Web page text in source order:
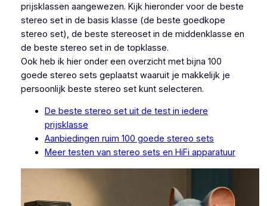
prijsklassen aangewezen. Kijk hieronder voor de beste
stereo set in de basis klasse (de beste goedkope
stereo set), de beste stereoset in de middenklasse en
de beste stereo set in de topklasse.
Ook heb ik hier onder een overzicht met bijna 100
goede stereo sets geplaatst waaruit je makkelijk je
persoonlijk beste stereo set kunt selecteren.
De beste stereo set uit de test in iedere
prijsklasse
Aanbiedingen ruim 100 goede stereo sets
Meer testen van stereo sets en HiFi apparatuur